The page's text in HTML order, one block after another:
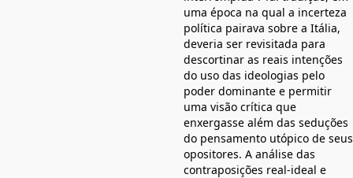
uma época na qual a incerteza
política pairava sobre a Itália,
deveria ser revisitada para
descortinar as reais intenções
do uso das ideologias pelo
poder dominante e permitir
uma visão crítica que
enxergasse além das seduções
do pensamento utópico de seus
opositores. A análise das
contraposições real-ideal e